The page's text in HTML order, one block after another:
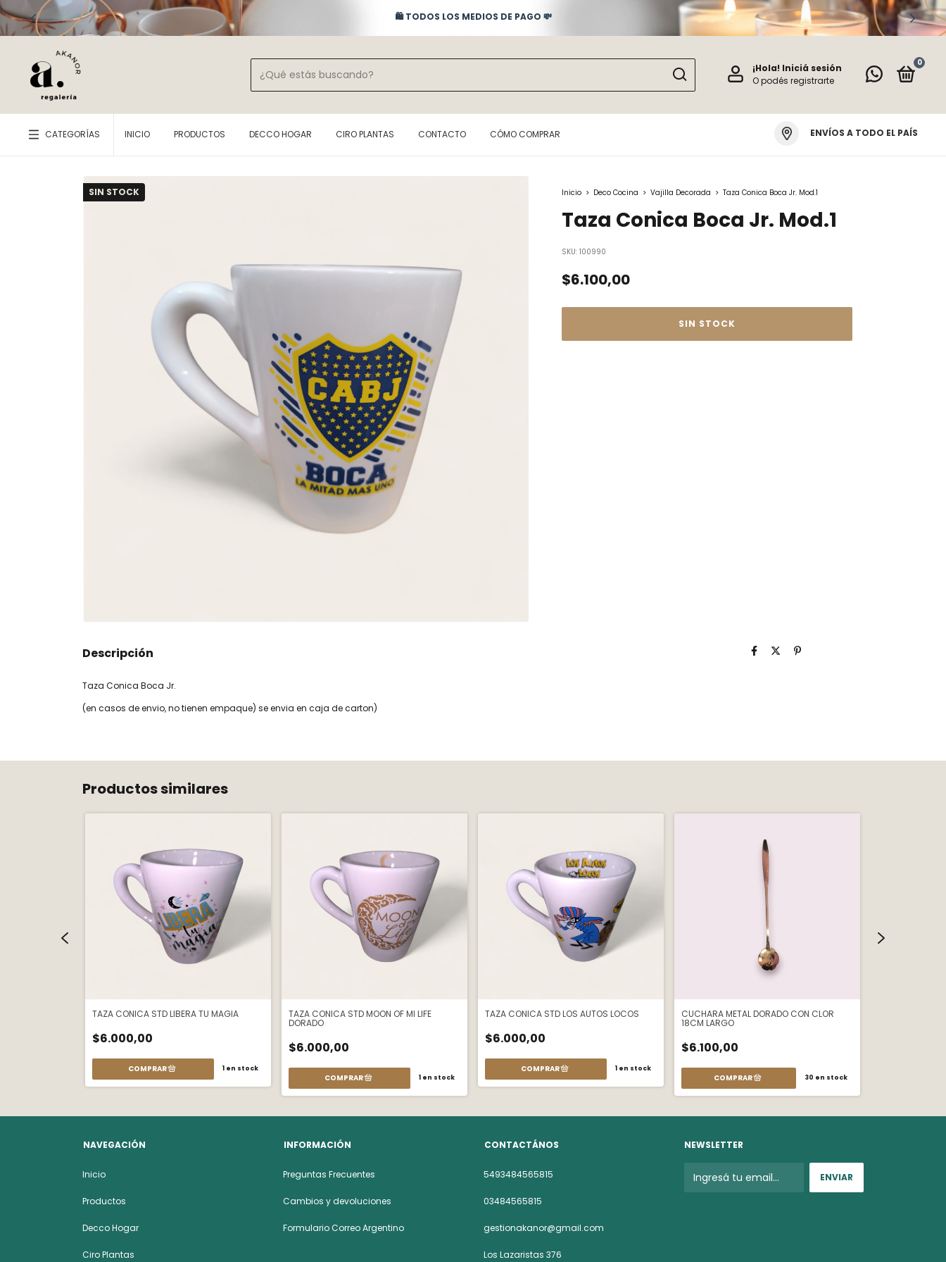
🛍️ TODOS LOS MEDIOS DE PAGO 💸
¡Hola! Iniciá sesión
O podés registrarte
0
CATEGORÍAS INICIO PRODUCTOS DECCO HOGAR CIRO PLANTAS CONTACTO CÓMO COMPRAR ENVÍOS A TODO EL PAÍS
SIN STOCK Inicio > Deco Cocina > Vajilla Decorada > Taza Conica Boca Jr. Mod.1
Taza Conica Boca Jr. Mod.1
SKU: 100990
$6.100,00
Descripción
Taza Conica Boca Jr.
(en casos de envio, no tienen empaque) se envia en caja de carton)
Productos similares
TAZA CONICA STD LIBERA TU MAGIA
$6.000,00
1en stock
TAZA CONICA STD MOON OF MI LIFE
DORADO
$6.000,00
1en stock
TAZA CONICA STD LOS AUTOS LOCOS
$6.000,00
1en stock
CUCHARA METAL DORADO CON CLOR
18CM LARGO
$6.100,00
30 en stock
NAVEGACIÓN
Inicio
Productos
Decco Hogar
Ciro Plantas
INFORMACIÓN
Preguntas Frecuentes
Cambios y devoluciones
Formulario Correo Argentino
CONTACTÁNOS
5493484565815
03484565815
gestionakanor@gmail.com
Los Lazaristas 376
NEWSLETTER